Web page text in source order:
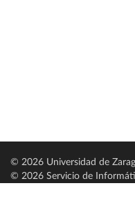
© 2026 Universidad de
© 2026 Servicio de